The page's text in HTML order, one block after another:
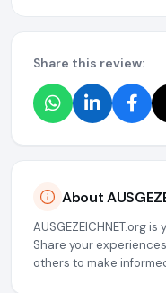
Share this review:
About
AUSGEZEICHNET.org
Share your
others to make